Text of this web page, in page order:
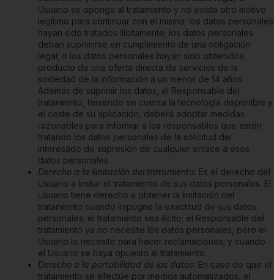
Usuario se oponga al tratamiento y no exista otro motivo
legítimo para continuar con el mismo; los datos personales
hayan sido tratados ilícitamente; los datos personales
deban suprimirse en cumplimiento de una obligación
legal; o los datos personales hayan sido obtenidos
producto de una oferta directa de servicios de la
sociedad de la información a un menor de 14 años.
Además de suprimir los datos, el Responsable del
tratamiento, teniendo en cuenta la tecnología disponible y
el coste de su aplicación, deberá adoptar medidas
razonables para informar a los responsables que estén
tratando los datos personales de la solicitud del
interesado de supresión de cualquier enlace a esos
datos personales.
Derecho a la limitación del tratamiento: Es el derecho del
Usuario a limitar el tratamiento de sus datos personales. El
Usuario tiene derecho a obtener la limitación del
tratamiento cuando impugne la exactitud de sus datos
personales; el tratamiento sea ilícito; el Responsable del
tratamiento ya no necesite los datos personales, pero el
Usuario lo necesite para hacer reclamaciones; y cuando
el Usuario se haya opuesto al tratamiento.
Derecho a la portabilidad de los datos: En caso de que el
tratamiento se efectúe por medios automatizados, el